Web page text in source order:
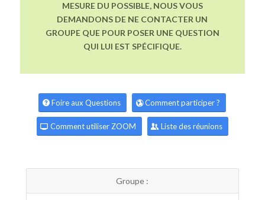
MESURE DU POSSIBLE, NOUS VOUS
DEMANDONS DE NE CONTACTER UN
GROUPE QUE POUR POSER UNE QUESTION
QUI LUI EST SPÉCIFIQUE.
Foire aux Questions Comment participer ?
Comment utiliser ZOOM Liste des réunions
Groupe :